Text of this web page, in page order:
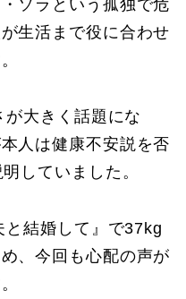
ソラという孤独で危
生活まで役に合わせ
大きく話題にな
人は健康不安説を否
していました。
結婚して』で37kg
、今回も心配の声が